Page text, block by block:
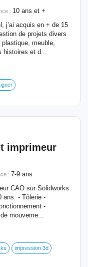
: 10 ans et +
j’ai acquis en + de 15
de projets divers
meuble,
histoires et d...
imprimeur
: 7-9 ans
CAO sur Solidworks
ans. - Tôlerie -
-
mouveme...
impression 3d